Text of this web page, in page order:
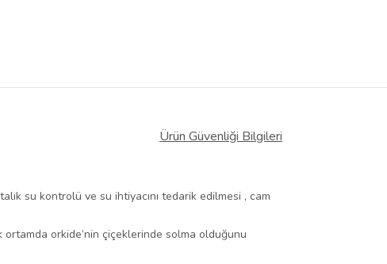
Ürün Güvenliği Bilgileri
su kontrolü ve su ihtiyacını tedarik edilmesi , cam
orkide’nin çiçeklerinde solma olduğunu